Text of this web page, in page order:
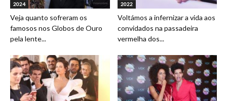
2024
Veja quanto sofreram os
famosos nos Globos de Ouro
pela lente...
2022
Voltámos a infernizar a vida aos
convidados na passadeira
vermelha dos...